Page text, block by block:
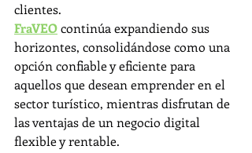
clientes.
FraVEO continúa expandiendo sus
horizontes, consolidándose como una
opción confiable y eficiente para
aquellos que desean emprender en el
sector turístico, mientras disfrutan de
las ventajas de un negocio digital
flexible y rentable.